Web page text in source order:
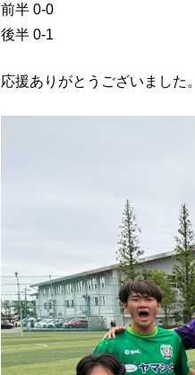
前半 0-0
後半 0-1
応援ありがとうございました。